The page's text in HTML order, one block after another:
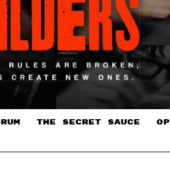
THE SECRET SAUCE​